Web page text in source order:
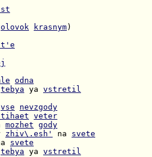
krasnym)
odna
tebya ya vstretil
vse
nevzgody
veter
mozhet gody
zhiv\.esh' na svete
svete
tebya ya vstretil